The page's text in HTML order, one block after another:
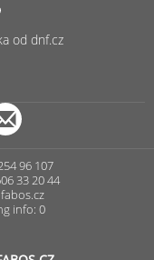
od dnf.cz
96 107
33 20 44
info: 0